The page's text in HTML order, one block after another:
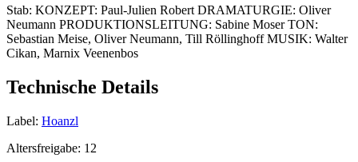
Stab: KONZEPT: Paul-Julien Robert DRAMATURGIE: Oliver
Neumann PRODUKTIONSLEITUNG: Sabine Moser TON:
Sebastian Meise, Oliver Neumann, Till Röllinghoff MUSIK: Walter
Cikan, Marnix Veenenbos
Technische Details
Label: Hoanzl
Altersfreigabe: 12